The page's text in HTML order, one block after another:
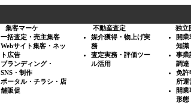
集客マーケ
一括査定・売主集客
Webサイト集客・ネッ
ト広告
ブランディング・
SNS・制作
ポータル・チラシ・店
舗販促
不動産査定
媒介獲得・物上げ実
務
査定実務・評価ツー
ル活用
独立
開業
知識
事業
調達
免許
所運
開業
形態